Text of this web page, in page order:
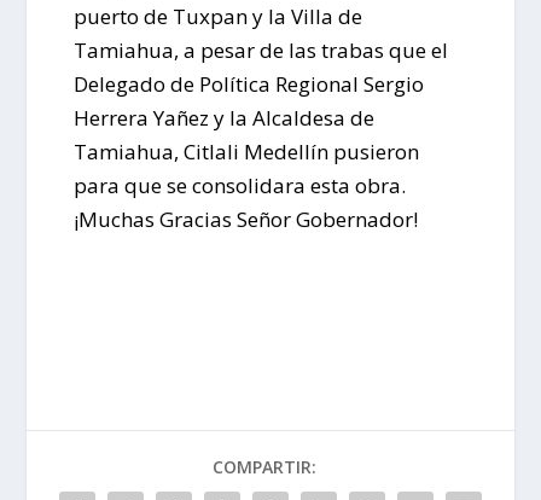
puerto de Tuxpan y la Villa de
Tamiahua, a pesar de las trabas que el
Delegado de Política Regional Sergio
Herrera Yañez y la Alcaldesa de
Tamiahua, Citlali Medellín pusieron
para que se consolidara esta obra.
¡Muchas Gracias Señor Gobernador!
COMPARTIR: